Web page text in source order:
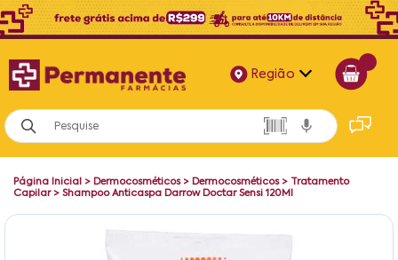
Região
Alagoas
Bahia
Paraíba
Página Inicial > Dermocosméticos> Dermocosméticos> Tratamento
Capilar> Shampoo Anticaspa Darrow Doctar Sensi 120Ml